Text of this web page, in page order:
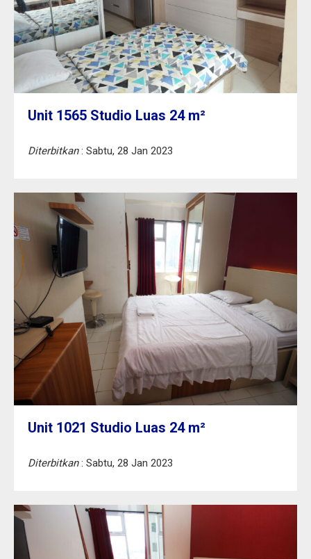
Unit 1565 Studio Luas 24 m²
Diterbitkan: Sabtu, 28 Jan 2023
Unit 1021 Studio Luas 24 m²
Diterbitkan: Sabtu, 28 Jan 2023